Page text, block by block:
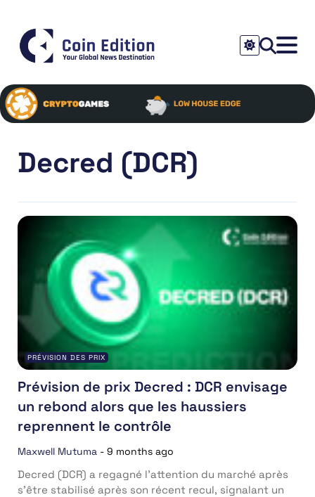
Decred (DCR)
PRÉVISION DES PRIX
Prévision de prix Decred : DCR envisage
un rebond alors que les haussiers
reprennent le contrôle
Maxwell Mutuma - 9 months ago
Decred (DCR) a regagné l’attention du marché après
s’être stabilisé après son récent recul, signalant un